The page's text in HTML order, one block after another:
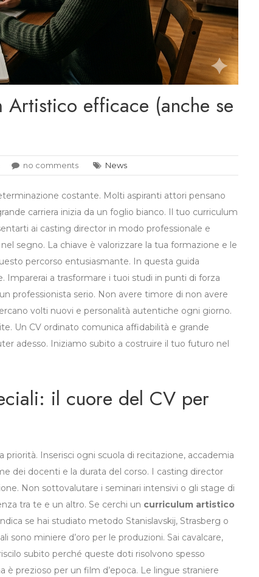
efficace (anche se
no comments News
costante. Molti aspiranti attori pensano
carriera inizia da un foglio bianco. Il tuo curriculum
ai casting director in modo professionale e
segno. La chiave è valorizzare la tua formazione e le
percorso entusiasmante. In questa guida
a trasformare i tuoi studi in punti di forza
professionista serio. Non avere timore di non avere
volti nuovi e personalità autentiche ogni giorno.
Un CV ordinato comunica affidabilità e grande
adesso. Iniziamo subito a costruire il tuo futuro nel
il cuore del CV per
priorità. Inserisci ogni scuola di recitazione, accademia
dei docenti e la durata del corso. I casting director
Non sottovalutare i seminari intensivi o gli stage di
tra te e un altro. Se cerchi un curriculum artistico
se hai studiato metodo Stanislavskij, Strasberg o
sono miniere d’oro per le produzioni. Sai cavalcare,
subito perché queste doti risolvono spesso
prezioso per un film d’epoca. Le lingue straniere